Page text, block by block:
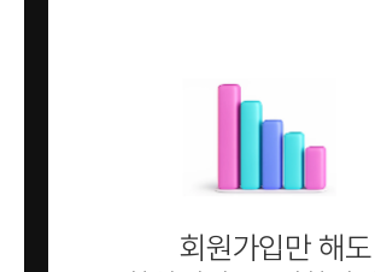
회원가입만 해도